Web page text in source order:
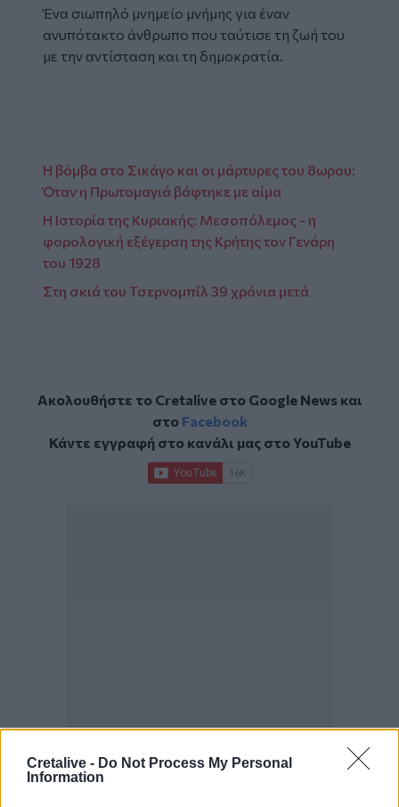
Cretalive - Do Not Process My Personal
Information
Ένα σιωπηλό μνημείο μνήμης για έναν
ανυπότακτο άνθρωπο που ταύτισε τη ζωή του
με την αντίσταση και τη δημοκρατία.
Η βόμβα στο Σικάγο και οι μάρτυρες του 8ωρου:
Όταν η Πρωτομαγιά βάφτηκε με αίμα
Η Ιστορία της Κυριακής: Μεσοπόλεμος - η
φορολογική εξέγερση της Κρήτης τον Γενάρη
του 1928
Στη σκιά του Τσερνομπίλ 39 χρόνια μετά
Ακολουθήστε το Cretalive στο Google Newsκαι
στο Facebook
Κάντε εγγραφή στο κανάλι μας στοYouTube
ΣΧΕΤΙΚΆ TAGS